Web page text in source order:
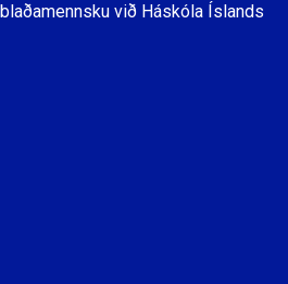
við Háskóla Íslands